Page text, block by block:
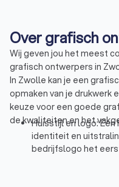
Over grafisch
Wij geven jou het meest
grafisch ontwerpers in
In Zwolle kan je een
opmaken van je drukwerk
keuze voor een goede
de kwaliteiten en het
Huisstijl en logo: Een huisstijl is essentieel voor de
identiteit en
bedrijfslogo het